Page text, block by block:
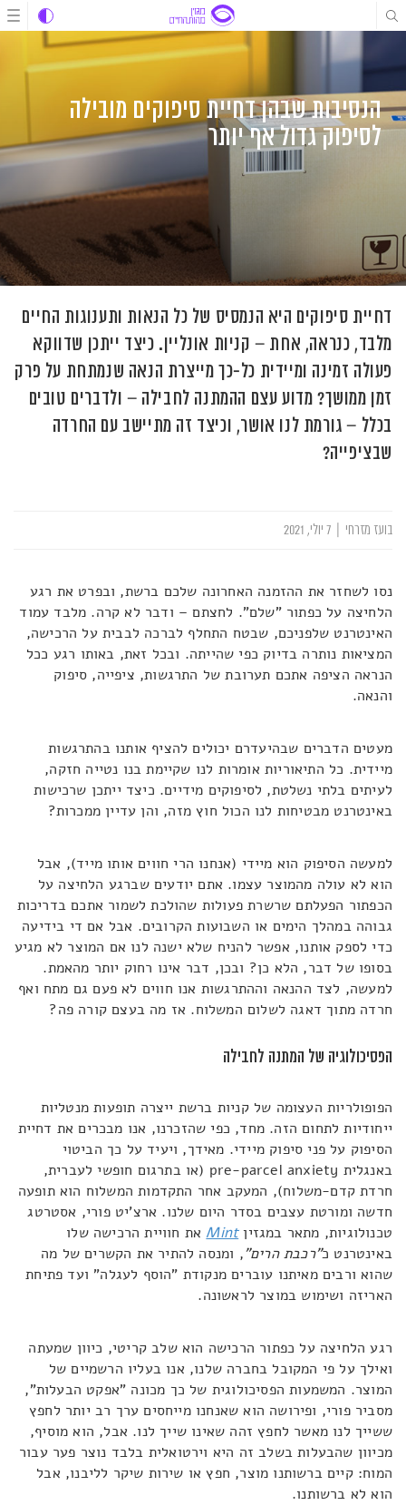
דלג
לתוכן
דלג
דלג
הנסיבות שבהן דחיית סיפוקים מובילה
לסיפוק גדול אף יותר
דחיית סיפוקים היא הנמסיס של כל הנאות ותענוגות החיים
מלבד, כנראה, אחת – קניות אונליין. כיצד ייתכן שדווקא
פעולה זמינה ומיידית כל-כך מייצרת הנאה שנמתחת על פרק
זמן ממושך? מדוע עצם ההמתנה לחבילה – ולדברים טובים
בכלל – גורמת לנו אושר, וכיצד זה מתיישב עם החרדה
שבציפייה?
בועז מזרחי
נסו לשחזר את ההזמנה האחרונה שלכם ברשת, ובפרט את רגע
הלחיצה על כפתור "שלם". לחצתם – ודבר לא קרה. מלבד עמוד
האינטרנט שלפניכם, שבטח התחלף לברכה לבבית על הרכישה,
המציאות נותרה בדיוק כפי שהייתה. ובכל זאת, באותו רגע ככל
הנראה הציפה אתכם תערובת של התרגשות, ציפייה, סיפוק
והנאה.
מעטים הדברים שבהיעדרם יכולים להציף אותנו בהתרגשות
מיידית. כל התיאוריות אומרות לנו שקיימת בנו נטייה חזקה,
לעיתים בלתי נשלטת, לסיפוקים מידיים. כיצד ייתכן שרכישות
באינטרנט מבטיחות לנו הכול חוץ מזה, והן עדיין ממכרות?
למעשה הסיפוק הוא מיידי (אנחנו הרי חווים אותו מייד), אבל
הוא לא עולה מהמוצר עצמו. אתם יודעים שברגע הלחיצה על
הכפתור הפעלתם שרשרת פעולות שהולכת לשמור אתכם בדריכות
גבוהה במהלך הימים או השבועות הקרובים. אבל אם די בידיעה
כדי לספק אותנו, אפשר להניח שלא ישנה לנו אם המוצר לא מגיע
בסופו של דבר, הלא כן? ובכן, דבר אינו רחוק יותר מהאמת.
למעשה, לצד ההנאה וההתרגשות אנו חווים לא פעם גם מתח ואף
חרדה מתוך דאגה לשלום המשלוח. אז מה בעצם קורה פה?
הפסיכולוגיה של המתנה לחבילה
הפופולריות העצומה של קניות ברשת ייצרה תופעות מנטליות
ייחודיות לתחום הזה. מחד, כפי שהזכרנו, אנו מבכרים את דחיית
הסיפוק על פני סיפוק מיידי. מאידך, ויעיד על כך הביטוי
באנגלית pre-parcel anxiety (או בתרגום חופשי לעברית,
חרדת קדם-משלוח), המעקב אחר התקדמות המשלוח הוא תופעה
חדשה ומורטת עצבים בסדר היום שלנו. ארצ'יט פורי, אסטרטג
טכנולוגיות, מתאר במגזיןMint את חוויית הרכישה שלו
באינטרנט כ"רכבת הרים", ומנסה להתיר את הקשרים של מה
שהוא ורבים מאיתנו עוברים מנקודת "הוסף לעגלה" ועד פתיחת
האריזה ושימוש במוצר לראשונה.
רגע הלחיצה על כפתור הרכישה הוא שלב קריטי, כיוון שמעתה
ואילך על פי המקובל בחברה שלנו, אנו בעליו הרשמיים של
המוצר. המשמעות הפסיכולוגית של כך מכונה "אפקט הבעלות",
מסביר פורי, ופירושה הוא שאנחנו מייחסים ערך רב יותר לחפץ
ששייך לנו מאשר לחפץ זהה שאינו שייך לנו. אבל, הוא מוסיף,
מכיוון שהבעלות בשלב זה היא וירטואלית בלבד נוצר פער עבור
המוח: קיים ברשותנו מוצר, חפץ או שירות שיקר לליבנו, אבל
הוא לא ברשותנו.